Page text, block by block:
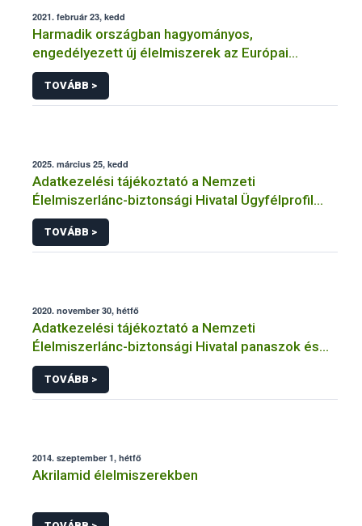
2021. február 23, kedd
Harmadik országban hagyományos,
engedélyezett új élelmiszerek az Európai
Unióban
TOVÁBB >
2025. március 25, kedd
Adatkezelési tájékoztató a Nemzeti
Élelmiszerlánc-biztonsági Hivatal Ügyfélprofil
Rendszerben kistermelői tevékenység
témakörben intézhető közhatalmi eljárásaihoz
kapcsolódó adatkezeléséhez
TOVÁBB >
2020. november 30, hétfő
Adatkezelési tájékoztató a Nemzeti
Élelmiszerlánc-biztonsági Hivatal panaszok és
közérdekű bejelentések kezeléséhez
kapcsolódó adatkezeléséhez
TOVÁBB >
2014. szeptember 1, hétfő
Akrilamid élelmiszerekben